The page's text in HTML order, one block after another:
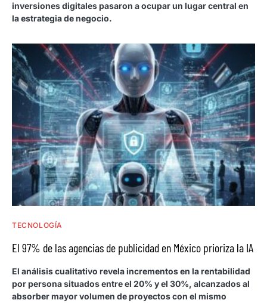
inversiones digitales pasaron a ocupar un lugar central en
la estrategia de negocio.
TECNOLOGÍA
El 97% de las agencias de publicidad en México prioriza la IA
El análisis cualitativo revela incrementos en la rentabilidad
por persona situados entre el 20% y el 30%, alcanzados al
absorber mayor volumen de proyectos con el mismo